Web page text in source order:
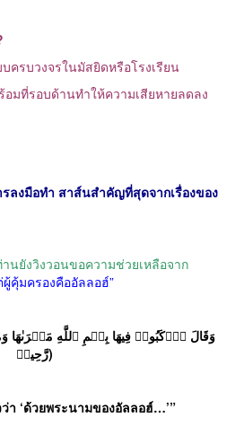
ครบวงจรในมัสยิดหรือโรงเรียน
อมที่รอบด้านทำให้ความเสียหายลดลง
ลงมือทำ สาส์นสำคัญที่สุดจากเรื่องของ
นยังวิงวอนขอความช่วยเหลือจาก
ผู้คุ้มครองคืออัลลอฮ์”
رَّحِیمࣱ)
า ‘ด้วยพระนามของอัลลอฮ์…’”